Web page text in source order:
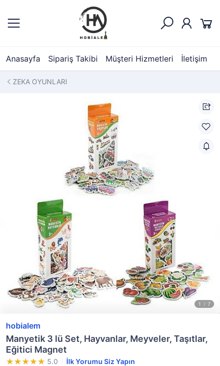
Anasayfa Sipariş Takibi Müşteri Hizmetleri İletişim
ZEKA OYUNLARI
hobialem
Manyetik 3 lü Set, Hayvanlar, Meyveler, Taşıtlar,
Eğitici Magnet
5.0 İlk Yorumu Siz Yapın